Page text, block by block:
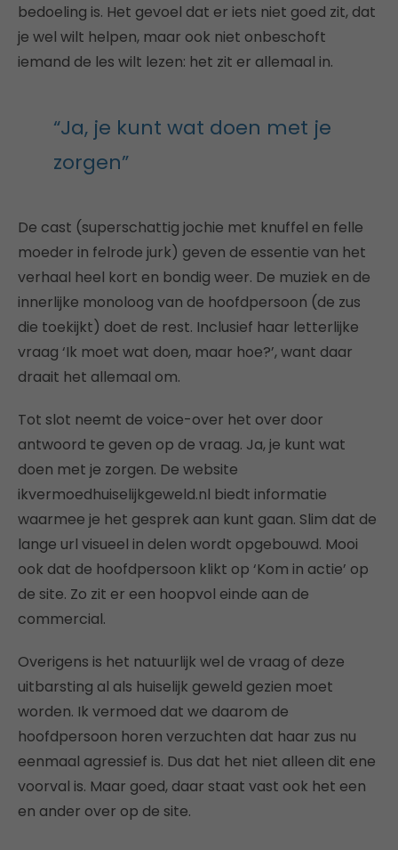
bedoeling is. Het gevoel dat er iets niet goed zit, dat
je wel wilt helpen, maar ook niet onbeschoft
iemand de les wilt lezen: het zit er allemaal in.
“Ja, je kunt wat doen met je
zorgen”
De cast (superschattig jochie met knuffel en felle
moeder in felrode jurk) geven de essentie van het
verhaal heel kort en bondig weer. De muziek en de
innerlijke monoloog van de hoofdpersoon (de zus
die toekijkt) doet de rest. Inclusief haar letterlijke
vraag ‘Ik moet wat doen, maar hoe?’, want daar
draait het allemaal om.
Tot slot neemt de voice-over het over door
antwoord te geven op de vraag. Ja, je kunt wat
doen met je zorgen. De website
ikvermoedhuiselijkgeweld.nl biedt informatie
waarmee je het gesprek aan kunt gaan. Slim dat de
lange url visueel in delen wordt opgebouwd. Mooi
ook dat de hoofdpersoon klikt op ‘Kom in actie’ op
de site. Zo zit er een hoopvol einde aan de
commercial.
Overigens is het natuurlijk wel de vraag of deze
uitbarsting al als huiselijk geweld gezien moet
worden. Ik vermoed dat we daarom de
hoofdpersoon horen verzuchten dat haar zus nu
eenmaal agressief is. Dus dat het niet alleen dit ene
voorval is. Maar goed, daar staat vast ook het een
en ander over op de site.